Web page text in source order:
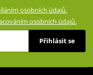
a kolenou
při pádu
osobních údajů.
osobních údajů.
Přihlásit se